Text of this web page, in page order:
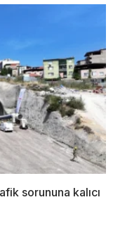
sorununa kalıcı